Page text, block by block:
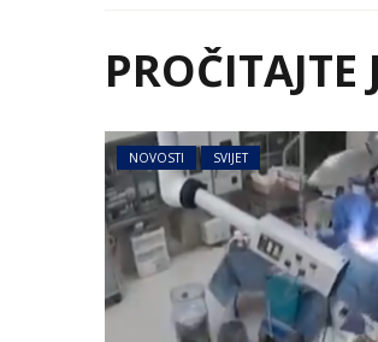
PROČITAJTE
NOVOSTI SVIJET